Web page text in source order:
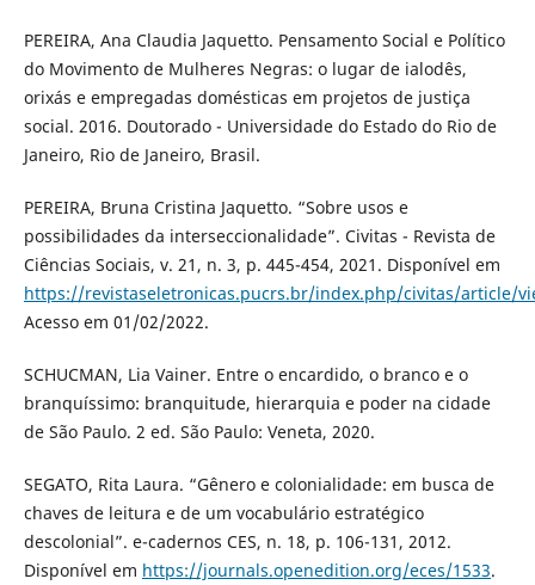
PEREIRA, Ana Claudia Jaquetto. Pensamento Social e Político
do Movimento de Mulheres Negras: o lugar de ialodês,
orixás e empregadas domésticas em projetos de justiça
social. 2016. Doutorado - Universidade do Estado do Rio de
Janeiro, Rio de Janeiro, Brasil.
PEREIRA, Bruna Cristina Jaquetto. “Sobre usos e
possibilidades da interseccionalidade”. Civitas - Revista de
Ciências Sociais, v. 21, n. 3, p. 445-454, 2021. Disponível em
https://revistaseletronicas.pucrs.br/index.php/civitas/article/
Acesso em 01/02/2022.
SCHUCMAN, Lia Vainer. Entre o encardido, o branco e o
branquíssimo: branquitude, hierarquia e poder na cidade
de São Paulo. 2 ed. São Paulo: Veneta, 2020.
SEGATO, Rita Laura. “Gênero e colonialidade: em busca de
chaves de leitura e de um vocabulário estratégico
descolonial”. e-cadernos CES, n. 18, p. 106-131, 2012.
Disponível em https://journals.openedition.org/eces/1533.